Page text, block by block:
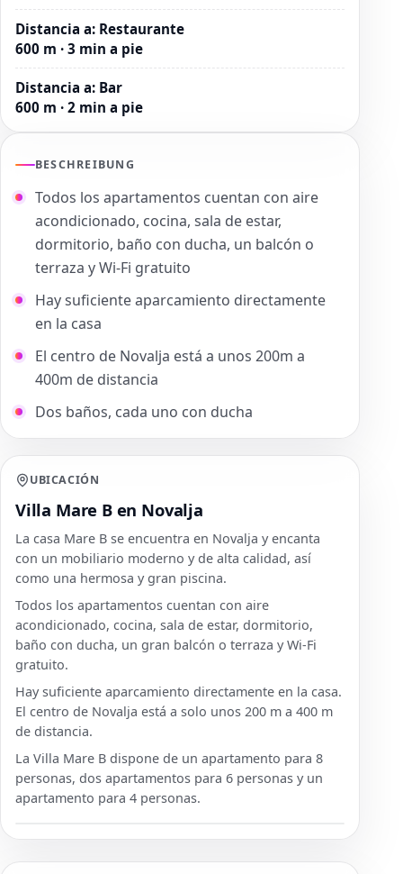
Distancia a: Restaurante
600 m · 3 min a pie
Distancia a: Bar
600 m · 2 min a pie
BESCHREIBUNG
Todos los apartamentos cuentan con aire
acondicionado, cocina, sala de estar,
dormitorio, baño con ducha, un balcón o
terraza y Wi-Fi gratuito
Hay suficiente aparcamiento directamente
en la casa
El centro de Novalja está a unos 200m a
400m de distancia
Dos baños, cada uno con ducha
UBICACIÓN
Villa Mare B en Novalja
La casa Mare B se encuentra en Novalja y encanta
con un mobiliario moderno y de alta calidad, así
como una hermosa y gran piscina.
Todos los apartamentos cuentan con aire
acondicionado, cocina, sala de estar, dormitorio,
baño con ducha, un gran balcón o terraza y Wi-Fi
gratuito.
Hay suficiente aparcamiento directamente en la casa.
El centro de Novalja está a solo unos 200 m a 400 m
de distancia.
La Villa Mare B dispone de un apartamento para 8
personas, dos apartamentos para 6 personas y un
apartamento para 4 personas.